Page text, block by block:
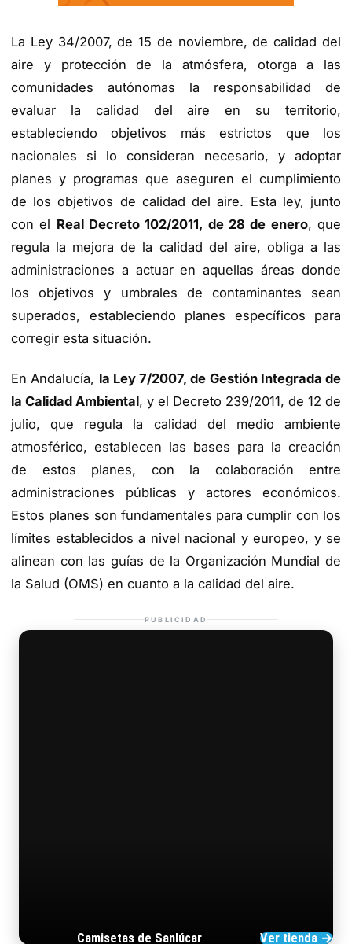
La Ley 34/2007, de 15 de noviembre, de calidad del
aire y protección de la atmósfera, otorga a las
comunidades autónomas la responsabilidad de
evaluar la calidad del aire en su territorio,
estableciendo objetivos más estrictos que los
nacionales si lo consideran necesario, y adoptar
planes y programas que aseguren el cumplimiento
de los objetivos de calidad del aire. Esta ley, junto
con el Real Decreto 102/2011, de 28 de enero, que
regula la mejora de la calidad del aire, obliga a las
administraciones a actuar en aquellas áreas donde
los objetivos y umbrales de contaminantes sean
superados, estableciendo planes específicos para
corregir esta situación.
En Andalucía, la Ley 7/2007, de Gestión Integrada de
la Calidad Ambiental, y el Decreto 239/2011, de 12 de
julio, que regula la calidad del medio ambiente
atmosférico, establecen las bases para la creación
de estos planes, con la colaboración entre
administraciones públicas y actores económicos.
Estos planes son fundamentales para cumplir con los
límites establecidos a nivel nacional y europeo, y se
alinean con las guías de la Organización Mundial de
la Salud (OMS) en cuanto a la calidad del aire.
PUBLICIDAD
Camisetas de Sanlúcar Ver tienda →